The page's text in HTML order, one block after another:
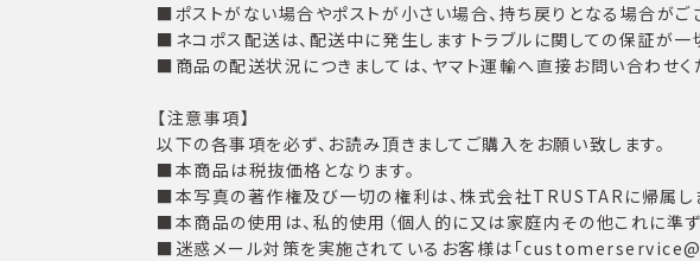
■ポストがない場合やポストが小さい場合、持ち戻りとなる場合がご
■ネコポス配送は、配送中に発生しますトラブルに関しての保証が一
■商品の配送状況につきましては、ヤマト運輸へ直接お問い合わせく
【注意事項】
以下の各事項を必ず、お読み頂きましてご購入をお願い致します。
■本商品は税抜価格となります。
■本写真の著作権及び一切の権利は、株式会社TRUSTARに帰属し
■本商品の使用は、私的使用（個人的に又は家庭内その他これに準
■迷惑メール対策を実施されているお客様は「